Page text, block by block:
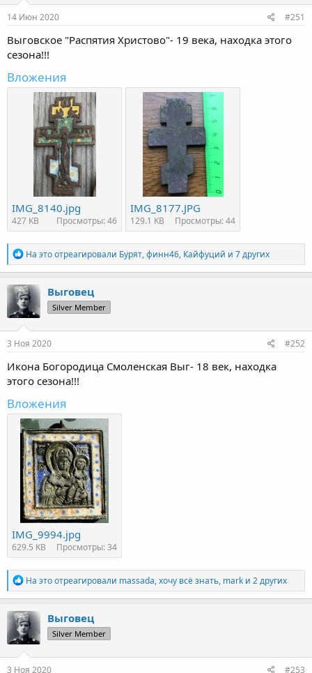
14 Июн 2020 #251
Выговское "Распятия Христово"- 19 века, находка этого
сезона!!!
Вложения
IMG_8140.jpg
427 KB Просмотры: 46
IMG_8177.JPG
129.1 KB Просмотры: 44
Р
е
а
к
ц
и
и
:
На это отреагировали Бурят,финн46, Кайфуций и 7 других
Выговец
Silver Member
3 Ноя 2020 #252
Икона Богородица Смоленская Выг- 18 век, находка
этого сезона!!!
Вложения
IMG_9994.jpg
629.5 KB Просмотры: 34
Р
е
а
к
ц
и
и
:
На это отреагировали massada,хочу всё знать, mark и 2 других
Выговец
Silver Member
3 Ноя 2020 #253